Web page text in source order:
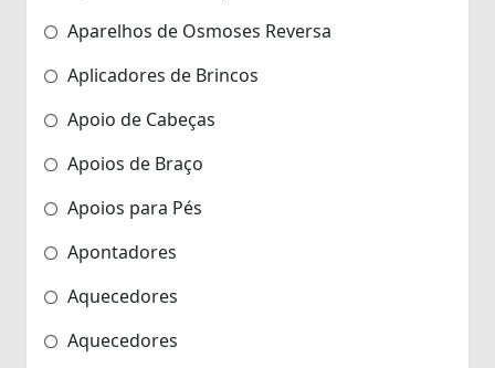
Aparelhos de Osmoses Reversa
Aplicadores de Brincos
Apoio de Cabeças
Apoios de Braço
Apoios para Pés
Apontadores
Aquecedores
Aquecedores